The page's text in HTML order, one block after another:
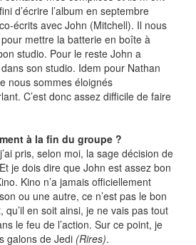
d’écrire l’album en septembre
écrits avec John (Mitchell). Il nous
mettre la batterie en boîte à
studio. Pour le reste John a
son studio. Idem pour Nathan
nous sommes éloignés
C’est donc assez difficile de faire
à la fin du groupe ?
pris, selon moi, la sage décision de
je dois dire que John est assez bon
Kino n’a jamais officiellement
ou une autre, ce n’est pas le bon
en soit ainsi, je ne vais pas tout
le feu de l’action. Sur ce point, je
galons de Jedi (Rires).